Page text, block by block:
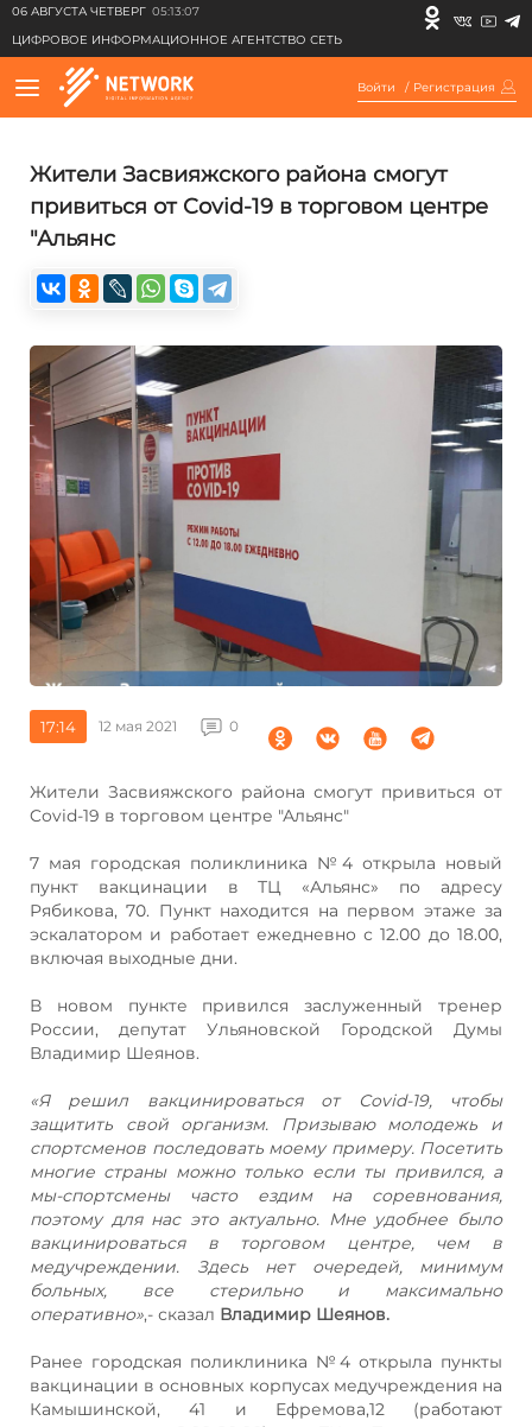
06 АВГУСТА ЧЕТВЕРГ 05:13:07
ЦИФРОВОЕ ИНФОРМАЦИОННОЕ АГЕНТСТВО СЕТЬ
Войти / Регистрация
Жители Засвияжского района смогут
привиться от Covid-19 в торговом центре
"Альянс
17:14 12 мая 2021 0
Жители Засвияжского района смогут привиться от
Covid-19 в торговом центре "Альянс"
7 мая городская поликлиника №4 открыла новый
пункт вакцинации в ТЦ «Альянс» по адресу
Рябикова, 70. Пункт находится на первом этаже за
эскалатором и работает ежедневно с 12.00 до 18.00,
включая выходные дни.
В новом пункте привился заслуженный тренер
России, депутат Ульяновской Городской Думы
Владимир Шеянов.
«Я решил вакцинироваться от Сovid-19, чтобы
защитить свой организм. Призываю молодежь и
спортсменов последовать моему примеру. Посетить
многие страны можно только если ты привился, а
мы-спортсмены часто ездим на соревнования,
поэтому для нас это актуально. Мне удобнее было
вакцинироваться в торговом центре, чем в
медучреждении. Здесь нет очередей, минимум
больных, все стерильно и максимально
оперативно»,- сказал Владимир Шеянов.
Ранее городская поликлиника №4 открыла пункты
вакцинации в основных корпусах медучреждения на
Камышинской, 41 и Ефремова,12 (работают